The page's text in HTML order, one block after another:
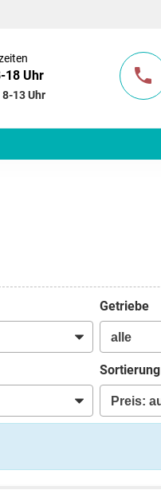
18 Uhr
13 Uhr
Getriebe
Sortierung